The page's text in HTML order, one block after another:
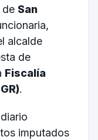
de San
alcalde
de
Fiscalía
.
imputados